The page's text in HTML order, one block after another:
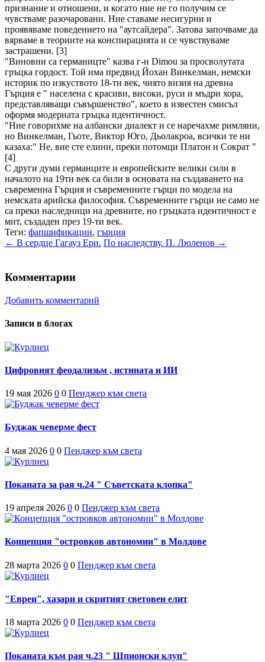
признание и отношени, и когато ние не го получим се
чувстваме разочаровани. Ние ставаме несигурни и
проявяваме поведението на "аутсайдера". Затова започваме да
вярваме в теориите на конспирацията и се чувствуваме
застрашени. [3]
"Виновни са германицте" казва г-н Dimou за просволутата
гръцка гордост. Той има предвид Йохан Винкелман, немски
историк по изкуството 18-ти век, чиято визия на древна
Гърция е " населена с красиви, високи, руси и мъдри хора,
представляващи съвършенство", което в известен смисъл
оформя модерната гръцка идентичност.
"Ние говорихме на албански диалект и се наречахме римляни,
но Винкелман, Гьоте, Виктор Юго, Дьолакроа, всички те ни
казаха:" Не, вие сте елини, преки потомци Платон и Сократ "
[4]
С други думи германците и европейските велики сили в
началото на 19ти век са били в основата на създаването на
съвременна Гърция и съвременните гърци по модела на
немската арийска философия. Съвременните гърци не само не
са преки наследници на древните, но гръцката идентичност е
мит, създаден през 19-ти век.
Теги: фапшификации, гърция
← В сердце Гагауз Ери. По наследству. П. Люленов →
Комментарии
Добавить комментарий
Записи в блогах
Цифровият феодализьм , истината и ИИ
19 мая 2026 0 0 Пенджер към света
Буджак чеверме фест
4 мая 2026 0 0 Пенджер към света
Поканата за рая ч.24 " Съветската клопка"
19 апреля 2026 0 0 Пенджер към света
Концепция "островков автономии" в Молдове
28 марта 2026 0 0 Пенджер към света
"Евреи", хазари и скритият световен елит
18 марта 2026 0 0 Пенджер към света
Поканата към рая ч.23 " Шпионски клуп"